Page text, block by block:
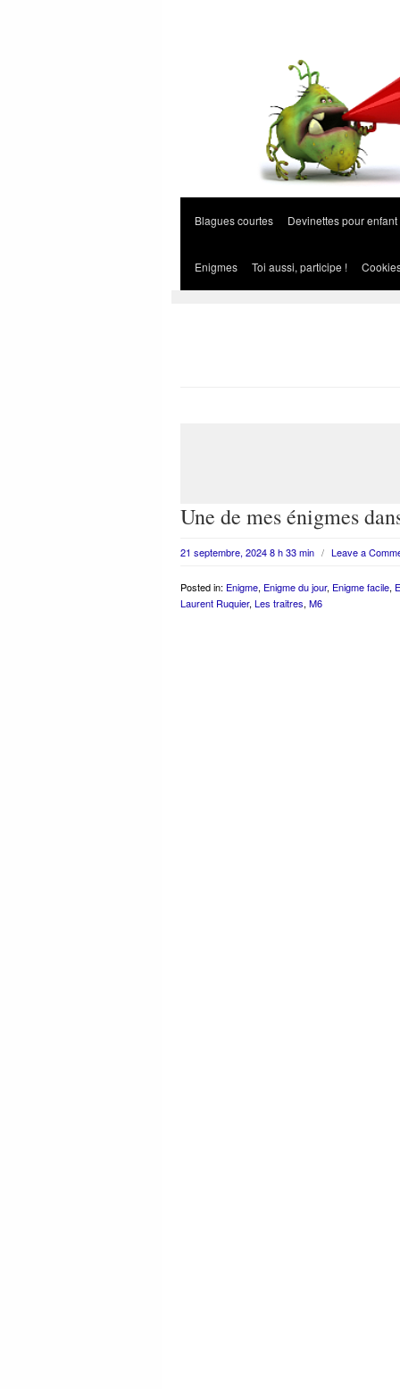
Blagues courtes Devinettes pour enfant
Enigmes Toi aussi, participe !
Une de mes énigmes
21 septembre, 2024 8 h 33 min / Leave a
Posted in: Enigme, Enigme du jour, Enigme facile,
Laurent Ruquier, Les traitres, M6